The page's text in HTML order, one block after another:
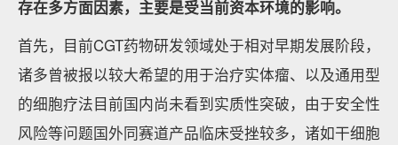
2023年核药领域融资情况